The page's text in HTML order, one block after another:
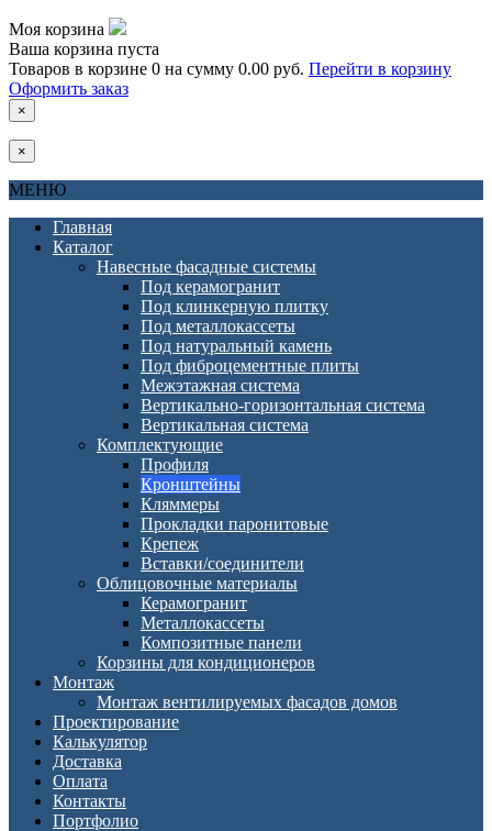
Моя корзина
Ваша корзина пуста
Товаров в корзине 0 на сумму 0.00 руб. Перейти в корзину
Оформить заказ
×
×
МЕНЮ
Главная
Каталог
Навесные фасадные системы
Под керамогранит
Под клинкерную плитку
Под металлокассеты
Под натуральный камень
Под фиброцементные плиты
Межэтажная система
Вертикально-горизонтальная система
Вертикальная система
Комплектующие
Профиля
Кронштейны
Кляммеры
Прокладки паронитовые
Крепеж
Вставки/соединители
Облицовочные материалы
Керамогранит
Металлокассеты
Композитные панели
Корзины для кондиционеров
Монтаж
Монтаж вентилируемых фасадов домов
Проектирование
Калькулятор
Доставка
Оплата
Контакты
Портфолио